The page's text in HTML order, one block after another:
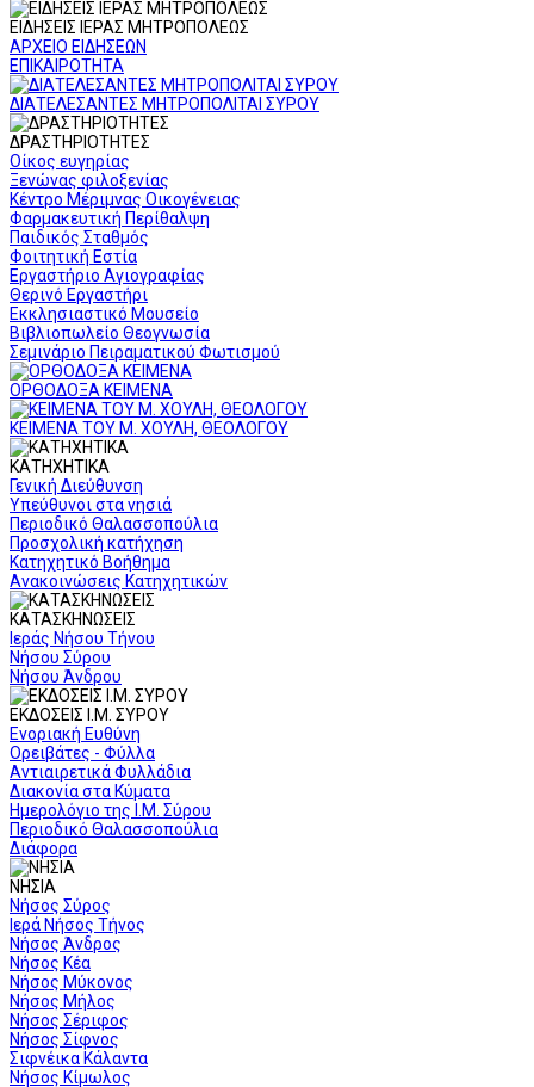
ΕΙΔΗΣΕΙΣ ΙΕΡΑΣ ΜΗΤΡΟΠΟΛΕΩΣ
ΑΡΧΕΙΟ ΕΙΔΗΣΕΩΝ
ΕΠΙΚΑΙΡΟΤΗΤΑ
ΔΙΑΤΕΛΕΣΑΝΤΕΣ ΜΗΤΡΟΠΟΛΙΤΑΙ ΣΥΡΟΥ
ΔΡΑΣΤΗΡΙΟΤΗΤΕΣ
Οίκος ευγηρίας
Ξενώνας φιλοξενίας
Κέντρο Μέριμνας Οικογένειας
Φαρμακευτική Περίθαλψη
Παιδικός Σταθμός
Φοιτητική Εστία
Εργαστήριο Αγιογραφίας
Θερινό Εργαστήρι
Εκκλησιαστικό Μουσείο
Βιβλιοπωλείο Θεογνωσία
Σεμινάριο Πειραματικού Φωτισμού
ΟΡΘΟΔΟΞΑ ΚΕΙΜΕΝΑ
ΚΕΙΜΕΝΑ ΤΟΥ Μ. ΧΟΥΛΗ, ΘΕΟΛΟΓΟΥ
ΚΑΤΗΧΗΤΙΚΑ
Γενική Διεύθυνση
Υπεύθυνοι στα νησιά
Περιοδικό Θαλασσοπούλια
Προσχολική κατήχηση
Κατηχητικό Βοήθημα
Ανακοινώσεις Κατηχητικών
ΚΑΤΑΣΚΗΝΩΣΕΙΣ
Ιεράς Νήσου Τήνου
Νήσου Σύρου
Νήσου Άνδρου
ΕΚΔΟΣΕΙΣ Ι.Μ. ΣΥΡΟΥ
Ενοριακή Ευθύνη
Ορειβάτες - Φύλλα
Αντιαιρετικά Φυλλάδια
Διακονία στα Κύματα
Ημερολόγιο της Ι.Μ. Σύρου
Περιοδικό Θαλασσοπούλια
Διάφορα
ΝΗΣΙΑ
Νήσος Σύρος
Ιερά Νήσος Τήνος
Νήσος Άνδρος
Νήσος Κέα
Νήσος Μύκονος
Νήσος Μήλος
Νήσος Σέριφος
Νήσος Σίφνος
Σιφνέικα Κάλαντα
Νήσος Κίμωλος